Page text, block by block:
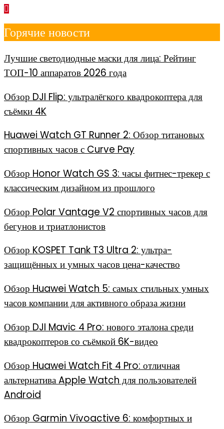
к
содержимому
Горячие новости
Лучшие светодиодные маски для лица: Рейтинг
ТОП-10 аппаратов 2026 года
Обзор DJI Flip: ультралёгкого квадрокоптера для
съёмки 4K
Huawei Watch GT Runner 2: Обзор титановых
спортивных часов с Curve Pay
Обзор Honor Watch GS 3: часы фитнес-трекер с
классическим дизайном из прошлого
Обзор Polar Vantage V2 спортивных часов для
бегунов и триатлонистов
Обзор KOSPET Tank T3 Ultra 2: ультра-
защищённых и умных часов цена-качество
Обзор Huawei Watch 5: самых стильных умных
часов компании для активного образа жизни
Обзор DJI Mavic 4 Pro: нового эталона среди
квадрокоптеров со съёмкой 6K-видео
Обзор Huawei Watch Fit 4 Pro: отличная
альтернатива Apple Watch для пользователей
Android
Обзор Garmin Vivoactive 6: комфортных и